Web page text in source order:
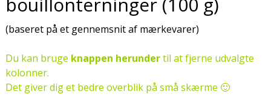
(baseret på et gennemsnit af mærkevarer)
Du kan bruge knappen herundertil at fjerne udvalgte
kolonner.
Det giver dig et bedre overblik på små skærme 🙂